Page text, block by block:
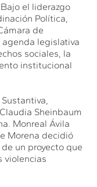
el liderazgo
Política,
de
legislativa
sociales, la
institucional
Sheinbaum
Monreal Ávila
Morena decidió
un proyecto que
violencias